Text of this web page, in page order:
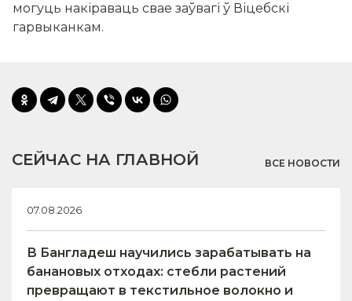
могуць накіраваць свае заўвагі ў Віцебскі
гарвыканкам.
СЕЙЧАС НА ГЛАВНОЙ ВСЕ НОВОСТИ
07.08.2026
В Бангладеш научились зарабатывать на
банановых отходах: стебли растений
превращают в текстильное волокно и